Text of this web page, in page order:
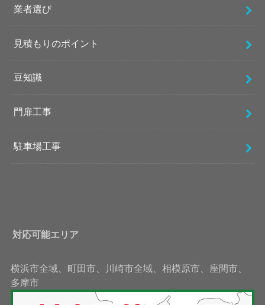
業者選び
見積もりのポイント
豆知識
門扉工事
駐車場工事
対応可能エリア
横浜市全域、町田市、川崎市全域、相模原市、座間市、
多摩市